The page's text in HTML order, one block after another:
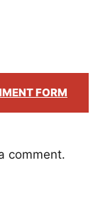
FORM
comment.